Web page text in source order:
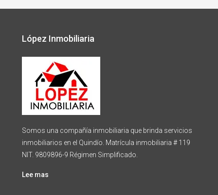
López Inmobiliaria
Somos una compañía inmobiliaria que brinda servicios
inmobiliarios en el Quindío. Matrícula inmobiliaria # 119
NIT. 9809896-9 Régimen Simplificado.
Lee mas